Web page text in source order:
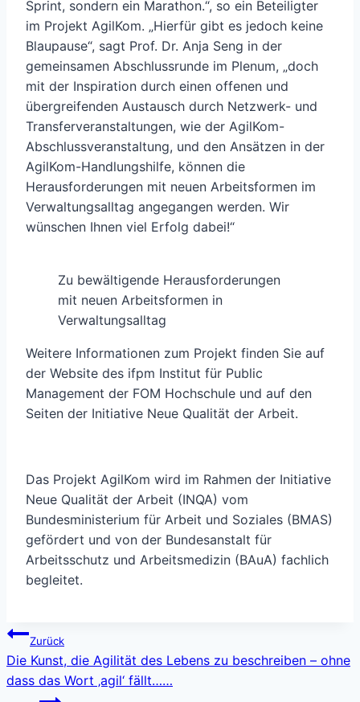
Sprint, sondern ein Marathon.“, so ein Beteiligter
im Projekt AgilKom. „Hierfür gibt es jedoch keine
Blaupause“, sagt Prof. Dr. Anja Seng in der
gemeinsamen Abschlussrunde im Plenum, „doch
mit der Inspiration durch einen offenen und
übergreifenden Austausch durch Netzwerk- und
Transferveranstaltungen, wie der AgilKom-
Abschlussveranstaltung, und den Ansätzen in der
AgilKom-Handlungshilfe, können die
Herausforderungen mit neuen Arbeitsformen im
Verwaltungsalltag angegangen werden. Wir
wünschen Ihnen viel Erfolg dabei!“
Zu bewältigende Herausforderungen
mit neuen Arbeitsformen in
Verwaltungsalltag
Weitere Informationen zum Projekt finden Sie auf
der Website des ifpm Institut für Public
Management der FOM Hochschule und auf den
Seiten der Initiative Neue Qualität der Arbeit.
Das Projekt AgilKom wird im Rahmen der Initiative
Neue Qualität der Arbeit (INQA) vom
Bundesministerium für Arbeit und Soziales (BMAS)
gefördert und von der Bundesanstalt für
Arbeitsschutz und Arbeitsmedizin (BAuA) fachlich
begleitet.
Beitragsnavigation
Zurück
Die Kunst, die Agilität des Lebens zu beschreiben – ohne
dass das Wort ‚agil‘ fällt……